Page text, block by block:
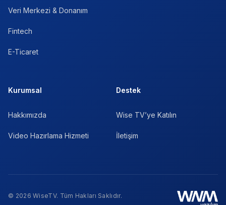
Veri Merkezi & Donanım
Fintech
E-Ticaret
Kurumsal
Hakkımızda
Video Hazırlama Hizmeti
Destek
Wise TV’ye Katılın
İletişim
© 2026 WiseTV. Tüm Hakları Saklıdır.